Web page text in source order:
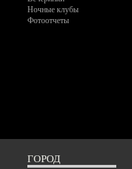
Ночные клубы
Фотоотчеты
ГОРОД